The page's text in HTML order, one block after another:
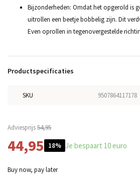
Adviesprijs54,95
44,95 18% Je bespaart 10 euro
Buy now, pay later
Bijzonderheden: Omdat het opgerold is
uitrollen een beetje bobbelig zijn. Dit
Even oprollen in tegenovergestelde
Productspecificaties
SKU 9507864117178